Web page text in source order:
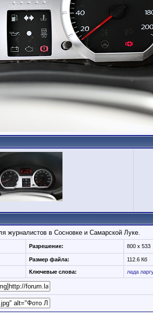
журналистов в Сосновке и Самарской Луке.
Разрешение: 800 x 533
Размер файла: 112.6 Кб
Ключевые слова: лада